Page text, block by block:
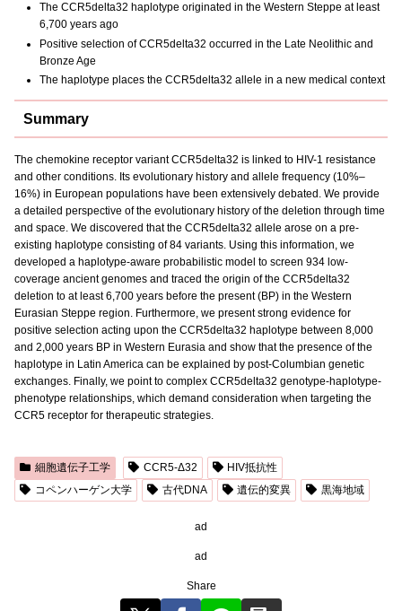
The CCR5delta32 haplotype originated in the Western Steppe at least
6,700 years ago
Positive selection of CCR5delta32 occurred in the Late Neolithic and
Bronze Age
The haplotype places the CCR5delta32 allele in a new medical context
Summary
The chemokine receptor variant CCR5delta32 is linked to HIV-1 resistance
and other conditions. Its evolutionary history and allele frequency (10%–
16%) in European populations have been extensively debated. We provide
a detailed perspective of the evolutionary history of the deletion through time
and space. We discovered that the CCR5delta32 allele arose on a pre-
existing haplotype consisting of 84 variants. Using this information, we
developed a haplotype-aware probabilistic model to screen 934 low-
coverage ancient genomes and traced the origin of the CCR5delta32
deletion to at least 6,700 years before the present (BP) in the Western
Eurasian Steppe region. Furthermore, we present strong evidence for
positive selection acting upon the CCR5delta32 haplotype between 8,000
and 2,000 years BP in Western Eurasia and show that the presence of the
haplotype in Latin America can be explained by post-Columbian genetic
exchanges. Finally, we point to complex CCR5delta32 genotype-haplotype-
phenotype relationships, which demand consideration when targeting the
CCR5 receptor for therapeutic strategies.
細胞遺伝子工学 CCR5-Δ32
HIV抵抗性
コペンハーゲン大学
古代DNA 遺伝的変異 黒海地域
ad
ad
Share